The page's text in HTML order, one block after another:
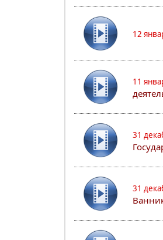
12
11
31
31